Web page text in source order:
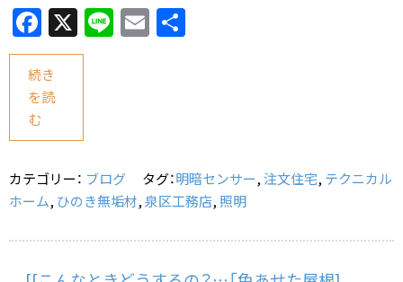
F
a
c
e
b
o
o
k
X Li
n
E
m
続き
を読
む
カテゴリー： ブログ タグ：明暗センサー,注文住宅, テクニカル
ホーム, ひのき無垢材,泉区工務店, 照明